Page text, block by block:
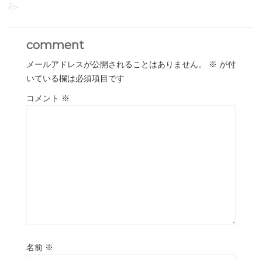
-
comment
メールアドレスが公開されることはありません。 ※ が付
いている欄は必須項目です
コメント ※
名前 ※